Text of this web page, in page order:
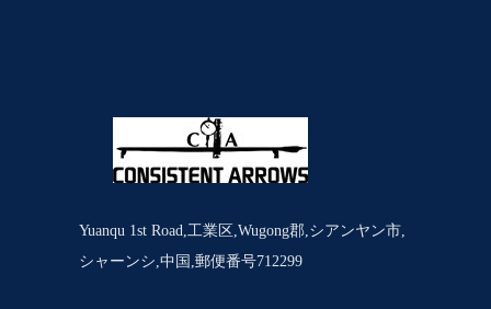
Yuanqu 1st Road,工業区,Wugong郡,シアンヤン市,
シャーンシ,中国,郵便番号712299